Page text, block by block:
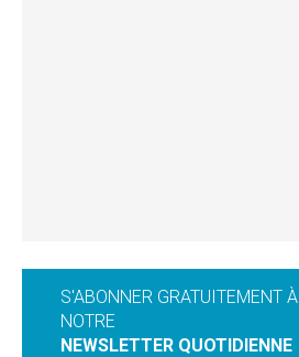
S'ABONNER GRATUITEMENT À
NOTRE
NEWSLETTER QUOTIDIENNE